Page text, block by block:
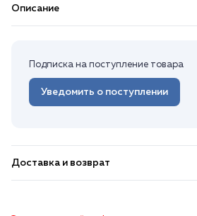
Описание
Подписка на поступление товара
Уведомить о поступлении
Доставка и возврат